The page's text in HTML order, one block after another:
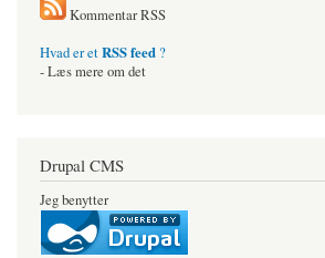
Kommentar RSS
Hvad er etRSS feed ?
- Læs mere om det
Drupal CMS
Jeg benytter